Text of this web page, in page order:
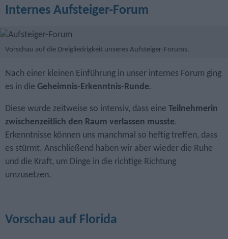
Internes Aufsteiger-Forum
Vorschau auf die Dreigliedrigkeit unseres Aufsteiger-Forums.
Nach einer kleinen Einführung in unser internes Forum ging
es in die Geheimnis-Erkenntnis-Runde.
Diese wurde zeitweise so intensiv, dass eine Teilnehmerin
zwischenzeitlich den Raum verlassen musste.
Erkenntnisse können uns manchmal so heftig treffen, dass
es stürmt. Anschließend haben wir aber wieder die Ruhe
und die Kraft, um Dinge in die richtige Richtung
umzusetzen.
Vorschau auf Florida